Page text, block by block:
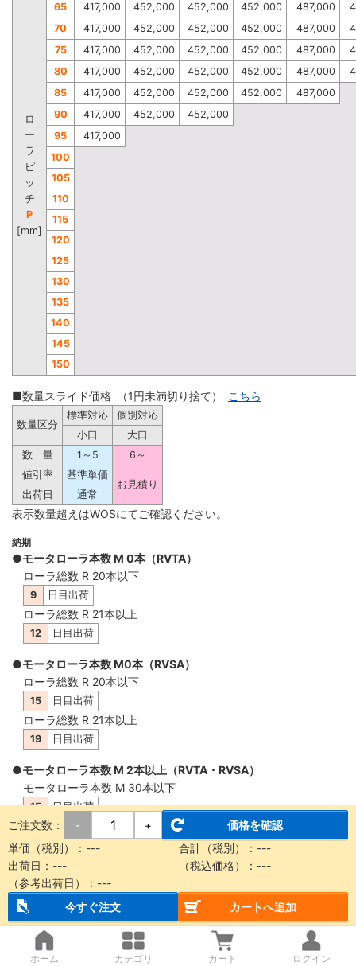
ロ
ー
ラ
ピ
ッ
チ
P
[mm]
65
417,000 452,000 452,000 452,000 487,000
70
417,000 452,000 452,000 452,000 487,000
75
417,000 452,000 452,000 452,000 487,000
80
417,000 452,000 452,000 452,000 487,000
85
417,000 452,000 452,000 452,000
487,000
90
417,000 452,000
452,000
95
417,000
100
105
110
115
120
125
130
135
140
145
150
■数量スライド価格 （1円未満切り捨て） こちら
数量区分
標準対応
個別対応
小口
大口
数 量
1～5
6～
値引率
基準単価
お見積り
出荷日
通常
表示数量超えはWOSにてご確認ください。
納期
●モータローラ本数 M 0本（RVTA）
ローラ総数 R 20本以下
9 日目出荷
ローラ総数 R 21本以上
12 日目出荷
●モータローラ本数 M0本（RVSA）
ローラ総数 R 20本以下
15 日目出荷
ローラ総数 R 21本以上
19 日目出荷
●モータローラ本数 M 2本以上（RVTA・RVSA）
モータローラ本数 M 30本以下
15 日目出荷
モータローラ本数 M 31本以上
19 日目出荷
概要・仕様
【納品に関する注意事項】
ご注文数： - +
価格を確認
単価（税別）： --- 合計（税別）： ---
出荷日： --- （税込価格）： ---
（参考出荷日）： ---
今すぐ注文
カートへ追加
ホーム カテゴリ カート ログイン